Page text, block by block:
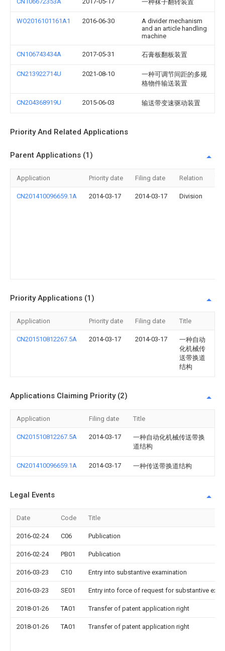
一种袜子翻转装置
WO2016101161A1 2016-06-30
A divider mechanism
and an article handling
machine
CN106743434A 2017-05-31 石膏板翻板装置
CN213922714U 2021-08-10
一种可调节间距的多规
格物件输送装置
CN204368919U 2015-06-03 输送带变速驱动装置
Priority And Related Applications
Parent Applications (1)
Application Priority date Filing date Relation
CN201410096659.1A 2014-03-17 2014-03-17 Division
Priority Applications (1)
Application Priority date Filing date Title
CN201510812267.5A 2014-03-17 2014-03-17
一种自动
化机械传
送带换道
结构
Applications Claiming Priority (2)
Application Filing date Title
CN201510812267.5A 2014-03-17
一种自动化机械传送带换
道结构
CN201410096659.1A 2014-03-17 一种传送带换道结构
Legal Events
Date Code Title
2016-02-24 C06 Publication
2016-02-24 PB01 Publication
2016-03-23 C10 Entry into substantive examination
2016-03-23 SE01 Entry into force of request for substantive
2018-01-26 TA01 Transfer of patent application right
2018-01-26 TA01 Transfer of patent application right